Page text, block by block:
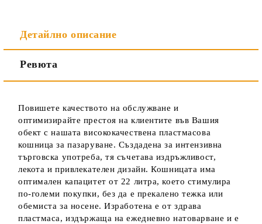
Детайлно описание
Ревюта
Повишете качеството на обслужване и
оптимизирайте престоя на клиентите във Вашия
обект с нашата висококачествена пластмасова
кошница за пазаруване. Създадена за интензивна
търговска употреба, тя съчетава издръжливост,
лекота и привлекателен дизайн. Кошницата има
оптимален капацитет от 22 литра, което стимулира
по-големи покупки, без да е прекалено тежка или
обемиста за носене. Изработена е от здрава
пластмаса, издържаща на ежедневно натоварване и е